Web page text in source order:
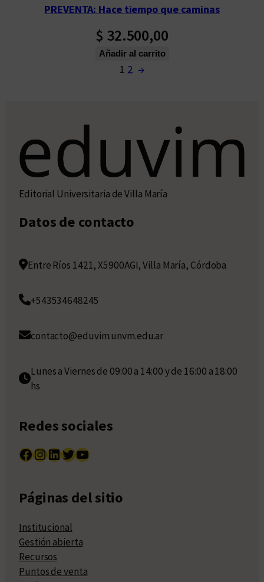
PREVENTA: Hace tiempo que caminas
$ 32.500,00
Añadir al carrito
1 2 →
Editorial Universitaria de Villa María
Datos de contacto
Entre Ríos 1421, X5900AGI, Villa María, Córdoba
+543534648245
contacto@eduvim.unvm.edu.ar
Lunes a Viernes de 09:00 a 14:00 y de 16:00 a 18:00
hs
Redes sociales
Facebook InstagramLinkedIn Twitter YouTube
Páginas del sitio
Institucional
Gestión abierta
Recursos
Puntos de venta